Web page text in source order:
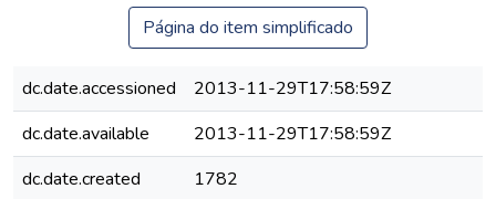
Página do item simplificado
dc.date.accessioned
2013-11-29T17:58:59Z
dc.date.available
2013-11-29T17:58:59Z
dc.date.created
1782